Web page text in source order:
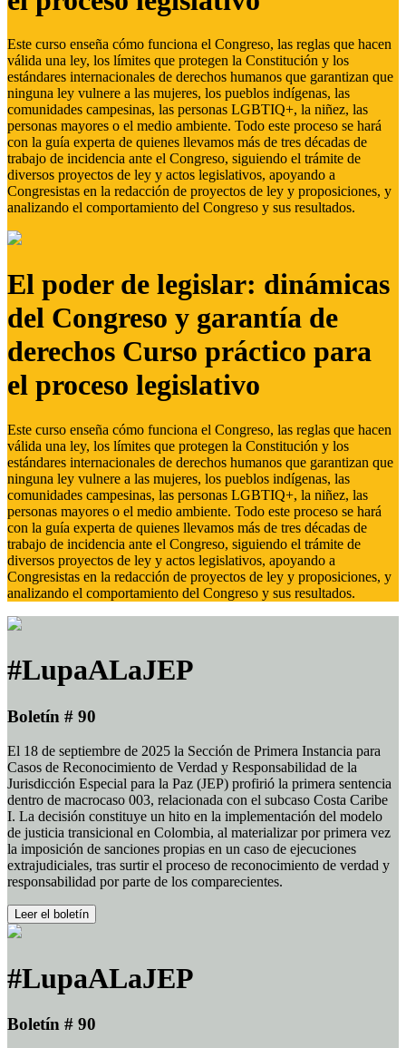
Este curso enseña cómo funciona el Congreso, las reglas que hacen
válida una ley, los límites que protegen la Constitución y los
estándares internacionales de derechos humanos que garantizan que
ninguna ley vulnere a las mujeres, los pueblos indígenas, las
comunidades campesinas, las personas LGBTIQ+, la niñez, las
personas mayores o el medio ambiente. Todo este proceso se hará
con la guía experta de quienes llevamos más de tres décadas de
trabajo de incidencia ante el Congreso, siguiendo el trámite de
diversos proyectos de ley y actos legislativos, apoyando a
Congresistas en la redacción de proyectos de ley y proposiciones, y
analizando el comportamiento del Congreso y sus resultados.
El poder de legislar: dinámicas
del Congreso y garantía de
derechos Curso práctico para
el proceso legislativo
Este curso enseña cómo funciona el Congreso, las reglas que hacen
válida una ley, los límites que protegen la Constitución y los
estándares internacionales de derechos humanos que garantizan que
ninguna ley vulnere a las mujeres, los pueblos indígenas, las
comunidades campesinas, las personas LGBTIQ+, la niñez, las
personas mayores o el medio ambiente. Todo este proceso se hará
con la guía experta de quienes llevamos más de tres décadas de
trabajo de incidencia ante el Congreso, siguiendo el trámite de
diversos proyectos de ley y actos legislativos, apoyando a
Congresistas en la redacción de proyectos de ley y proposiciones, y
analizando el comportamiento del Congreso y sus resultados.
#LupaALaJEP
Boletín # 90
El 18 de septiembre de 2025 la Sección de Primera Instancia para
Casos de Reconocimiento de Verdad y Responsabilidad de la
Jurisdicción Especial para la Paz (JEP) profirió la primera sentencia
dentro de macrocaso 003, relacionada con el subcaso Costa Caribe
I. La decisión constituye un hito en la implementación del modelo
de justicia transicional en Colombia, al materializar por primera vez
la imposición de sanciones propias en un caso de ejecuciones
extrajudiciales, tras surtir el proceso de reconocimiento de verdad y
responsabilidad por parte de los comparecientes.
Leer el boletín
#LupaALaJEP
Boletín # 90